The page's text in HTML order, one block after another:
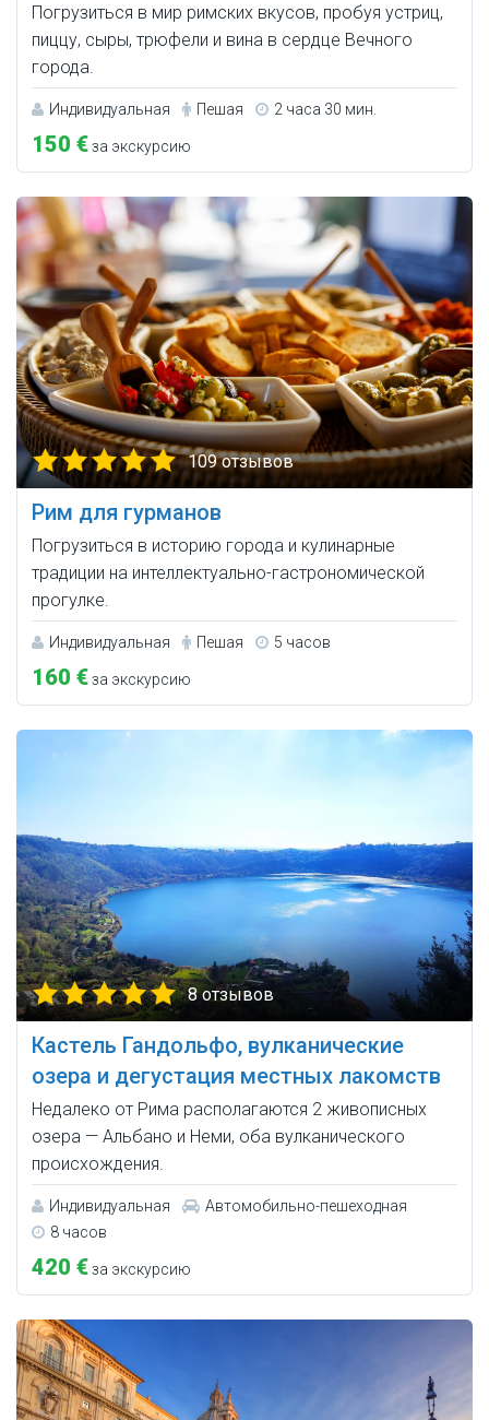
Погрузиться в мир римских вкусов, пробуя устриц,
пиццу, сыры, трюфели и вина в сердце Вечного
города.
Индивидуальная Пешая 2 часа 30 мин.
150 €за экскурсию
109 отзывов
Рим для гурманов
Погрузиться в историю города и кулинарные
традиции на интеллектуально-гастрономической
прогулке.
Индивидуальная Пешая 5 часов
160 €за экскурсию
8 отзывов
Кастель Гандольфо, вулканические
озера и дегустация местных лакомств
Недалеко от Рима располагаются 2 живописных
озера — Альбано и Неми, оба вулканического
происхождения.
Индивидуальная
Автомобильно-пешеходная
8 часов
420 €за экскурсию